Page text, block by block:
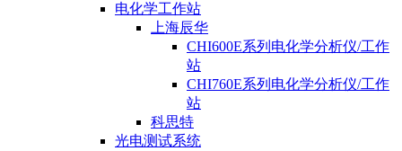
电化学工作站
上海辰华
CHI600E系列电化学分析仪/工作
站
CHI760E系列电化学分析仪/工作
站
科思特
光电测试系统